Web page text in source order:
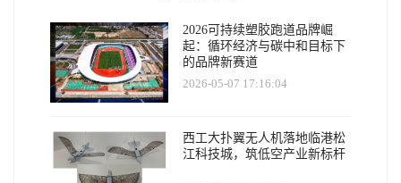
2026可持续塑胶跑道品牌崛
起：循环经济与碳中和目标下
的品牌新赛道
2026-05-07 17:16:04
西工大扑翼无人机落地临港松
江科技城，筑低空产业新标杆